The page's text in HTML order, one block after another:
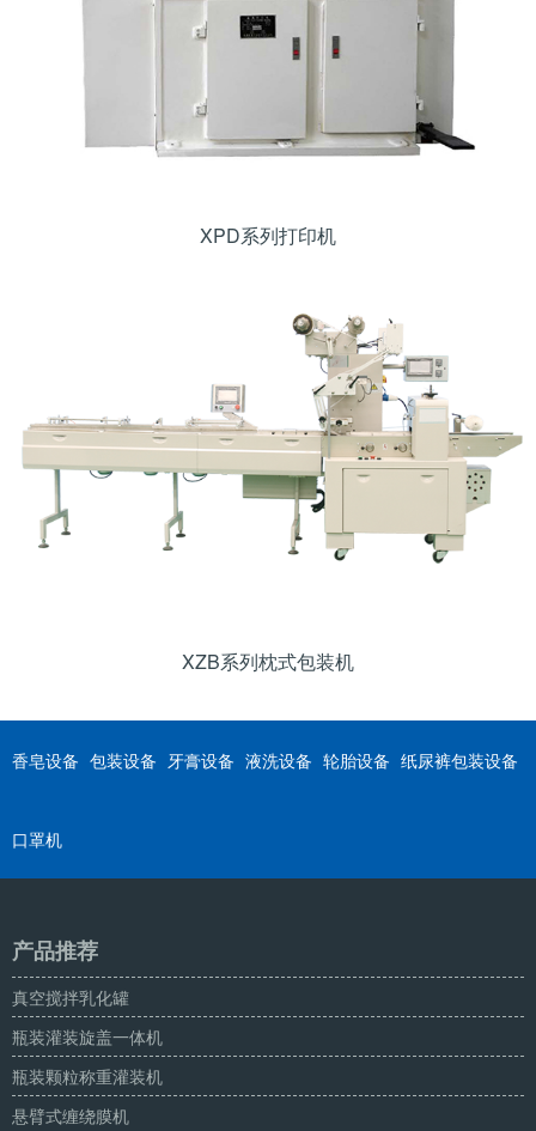
XPD系列打印机
XZB系列枕式包装机
香皂设备 包装设备 牙膏设备 液洗设备 轮胎设备 纸尿裤包装设备
口罩机
产品推荐
真空搅拌乳化罐
瓶装灌装旋盖一体机
瓶装颗粒称重灌装机
悬臂式缠绕膜机